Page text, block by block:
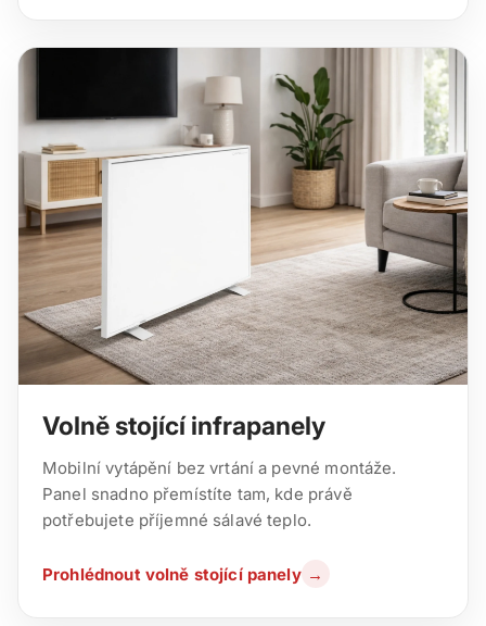
Volně stojící infrapanely
Mobilní vytápění bez vrtání a pevné montáže.
Panel snadno přemístíte tam, kde právě
potřebujete příjemné sálavé teplo.
Prohlédnout volně stojící panely →